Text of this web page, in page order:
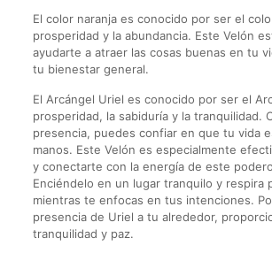
El color naranja es conocido por ser el
prosperidad y la abundancia. Este Velón
ayudarte a atraer las cosas buenas en tu
tu bienestar general.
El Arcángel Uriel es conocido por ser el
prosperidad, la sabiduría y la tranquilidad.
presencia, puedes confiar en que tu vida
manos. Este Velón es especialmente
y conectarte con la energía de este
Enciéndelo en un lugar tranquilo y respira
mientras te enfocas en tus intenciones.
presencia de Uriel a tu alrededor,
tranquilidad y paz.